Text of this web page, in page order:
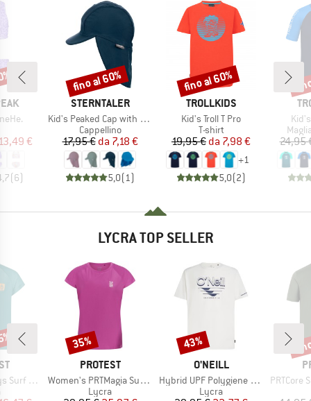
ridotto
€
(6)
MARCHIO
STERNTALER
Articolo
Kid's Peaked Cap with Neck Protection with Cord
Gruppo di prodotti
Cappellino
Prezzo
17,95 € Prezzo ridotto
da 7,18 €
5,0(1 )
Sconto
fino al 60%
MARCHIO
TROLLKIDS
Articolo
Kid's Troll T Pro
Gruppo di prodotti
T-shirt
Prezzo
19,95 € Prezzo ridotto
da 7,98 €
+1
5,0(2)
Sconto
fino al 60%
24,95
LYCRA TOP SELLER
T-Shirt
MARCHIO
PROTEST
Articolo
Women's PRTMagia Surf T-Shirt
Gruppo di prodotti
Lycra
Sconto
35%
MARCHIO
O'NEILL
Articolo
Hybrid UPF Polygiene Graphic T-Shirt
Gruppo di prodotti
Lycra
Sconto
43%
Articolo
PRTCore Surf